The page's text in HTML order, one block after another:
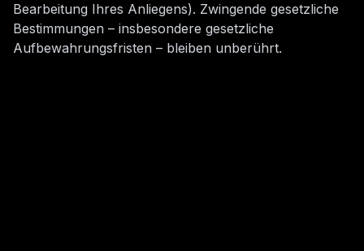
Bearbeitung Ihres Anliegens). Zwingende gesetzliche
Bestimmungen – insbesondere gesetzliche
Aufbewahrungsfristen – bleiben unberührt.